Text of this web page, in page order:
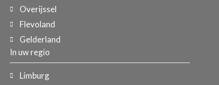
Overijssel
Flevoland
Gelderland
In uw regio
Limburg